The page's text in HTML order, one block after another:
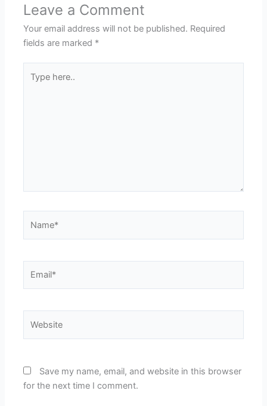
Leave a Comment
Your email address will not be published. Required
fields are marked *
here..
Save my name, email, and website in this browser
for the next time I comment.